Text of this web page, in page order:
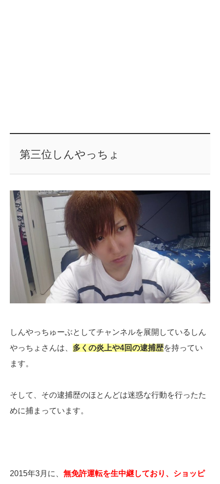
第三位しんやっちょ
しんやっちゅーぶとしてチャンネルを展開しているしん
やっちょさんは、 多くの炎上や4回の逮捕歴を持ってい
ます。
そして、その逮捕歴のほとんどは迷惑な行動を行ったた
めに捕まっています。
2015年3月に、 無免許運転を生中継しており、ショッピ